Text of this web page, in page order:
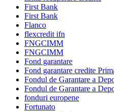
First Bank
First Bank
Flanco
flexcredit ifn
FNGCIMM
FNGCIMM
Fond garantare
Fond garantare credite
Fondul de Garantare a
Fondul de Garantare a
fonduri europene
Fortunato